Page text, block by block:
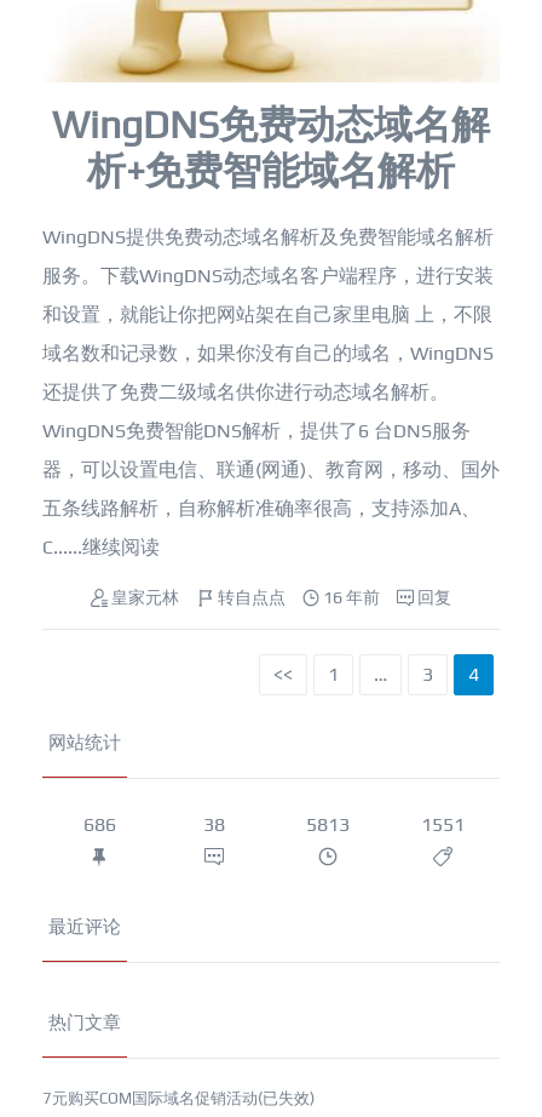
WingDNS免费动态域名解
析+免费智能域名解析
WingDNS提供免费动态域名解析及免费智能域名解析
服务。下载WingDNS动态域名客户端程序，进行安装
和设置，就能让你把网站架在自己家里电脑 上，不限
域名数和记录数，如果你没有自己的域名，WingDNS
还提供了免费二级域名供你进行动态域名解析。
WingDNS免费智能DNS解析，提供了6 台DNS服务
器，可以设置电信、联通(网通)、教育网，移动、国外
五条线路解析，自称解析准确率很高，支持添加A、
C......继续阅读
皇家元林 转自点点 16 年前 回复
<< 1 … 3 4
网站统计
686 38 5813 1551
最近评论
热门文章
7元购买COM国际域名促销活动(已失效)